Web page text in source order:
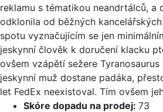
reklamu s tématikou neandrtálců, a
odklonila od běžných
spotu vyznačujícím se jen
jeskynní člověk k doručení klacku
ovšem vzápětí sežere
jeskynní muž dostane padáka,
let FedEx neexistoval. Tím ovšem
Skóre dopadu na prodej: 73